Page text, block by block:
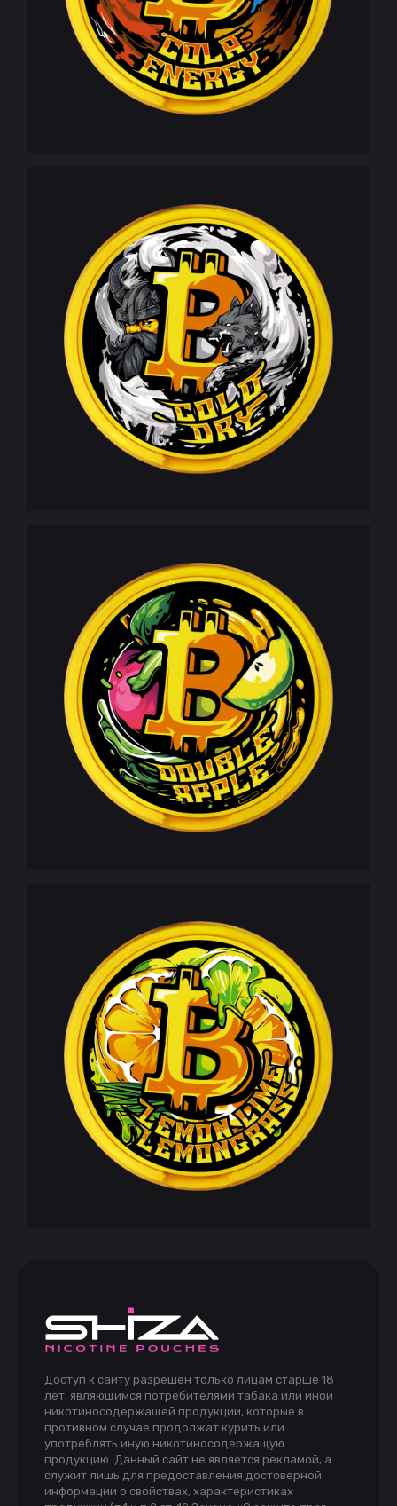
Доступ к сайту разрешен только лицам старше 18
лет, являющимся потребителями табака или иной
никотиносодержащей продукции, которые в
противном случае продолжат курить или
употреблять иную никотиносодержащую
продукцию. Данный сайт не является рекламой, а
служит лишь для предоставления достоверной
информации о свойствах, характеристиках